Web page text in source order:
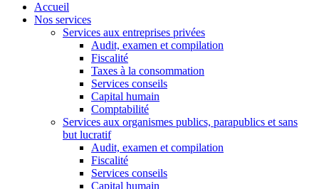
Accueil
Nos services
Services aux entreprises privées
Audit, examen et compilation
Fiscalité
Taxes à la consommation
Services conseils
Capital humain
Comptabilité
Services aux organismes publics, parapublics et sans
but lucratif
Audit, examen et compilation
Fiscalité
Services conseils
Capital humain